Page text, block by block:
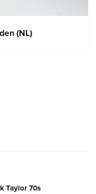
(NL)
Taylor 70s